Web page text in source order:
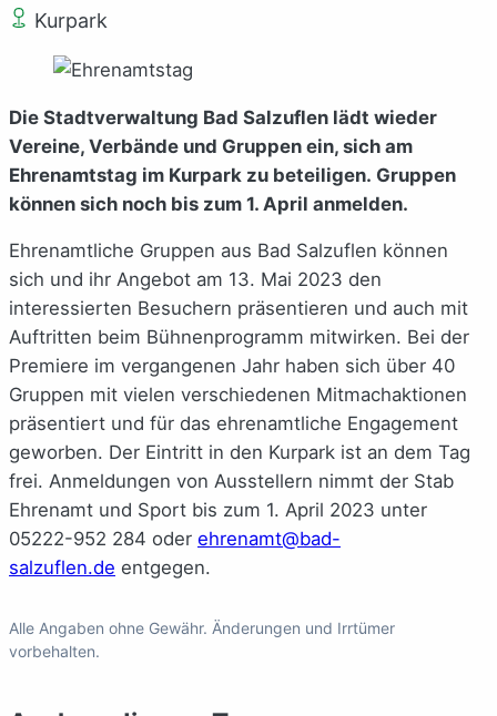
Kurpark
Die Stadtverwaltung Bad Salzuflen lädt wieder
Vereine, Verbände und Gruppen ein, sich am
Ehrenamtstag im Kurpark zu beteiligen. Gruppen
können sich noch bis zum 1. April anmelden.
Ehrenamtliche Gruppen aus Bad Salzuflen können
sich und ihr Angebot am 13. Mai 2023 den
interessierten Besuchern präsentieren und auch mit
Auftritten beim Bühnenprogramm mitwirken. Bei der
Premiere im vergangenen Jahr haben sich über 40
Gruppen mit vielen verschiedenen Mitmachaktionen
präsentiert und für das ehrenamtliche Engagement
geworben. Der Eintritt in den Kurpark ist an dem Tag
frei. Anmeldungen von Ausstellern nimmt der Stab
Ehrenamt und Sport bis zum 1. April 2023 unter
05222-952 284 oder ehrenamt@bad-
salzuflen.de entgegen.
Alle Angaben ohne Gewähr. Änderungen und Irrtümer
vorbehalten.